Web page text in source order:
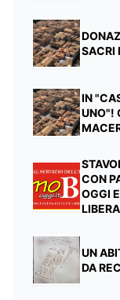
SACRI
IN
UNO"!
CON
OGGI
UN
DA